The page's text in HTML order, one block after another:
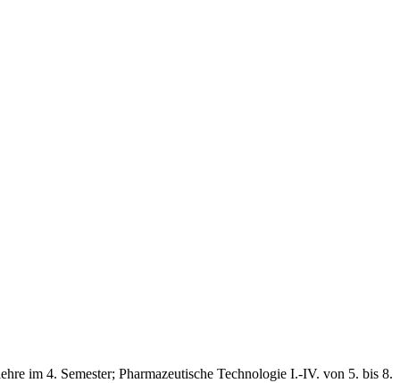
im 4. Semester; Pharmazeutische Technologie I.-IV. von 5. bis 8.